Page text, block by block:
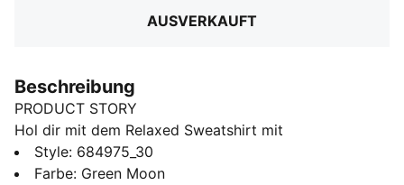
AUSVERKAUFT
Beschreibung
PRODUCT STORY
Hol dir mit dem Relaxed Sweatshirt mit
Rundhalsausschnitt mühelosen Style. Mit dem
eleganten PUMA Branding ist es perfekt für alle, die
Style: 684975_30
Farbe: Green Moon